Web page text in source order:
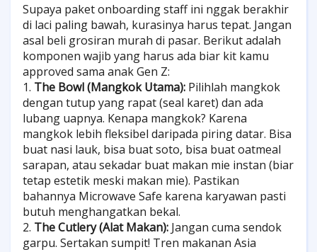
Supaya paket onboarding staff ini nggak berakhir
di laci paling bawah, kurasinya harus tepat. Jangan
asal beli grosiran murah di pasar. Berikut adalah
komponen wajib yang harus ada biar kit kamu
approved sama anak Gen Z:
1. The Bowl (Mangkok Utama): Pilihlah mangkok
dengan tutup yang rapat (seal karet) dan ada
lubang uapnya. Kenapa mangkok? Karena
mangkok lebih fleksibel daripada piring datar. Bisa
buat nasi lauk, bisa buat soto, bisa buat oatmeal
sarapan, atau sekadar buat makan mie instan (biar
tetap estetik meski makan mie). Pastikan
bahannya Microwave Safe karena karyawan pasti
butuh menghangatkan bekal.
2. The Cutlery (Alat Makan): Jangan cuma sendok
garpu. Sertakan sumpit! Tren makanan Asia